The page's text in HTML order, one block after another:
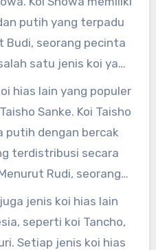
warnanya yang
catching.”
putih yang terpadu
Budi, seorang pecinta
satu jenis koi yang
yang kuat dan
hias lain yang populer
Sanke. Koi Taisho
putih dengan bercak
terdistribusi secara
Rudi, seorang
Sanke adalah salah
paling elegan dan
jenis koi hias lain
seperti koi Tancho,
Setiap jenis koi hias